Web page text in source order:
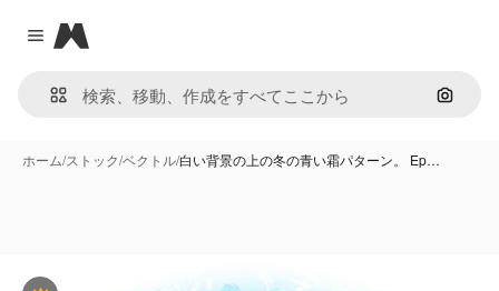
Close menu
Magnific
画像で
ホーム/ストック/ベクトル/白い背景の上の冬の青い霜パターン。 Ep…